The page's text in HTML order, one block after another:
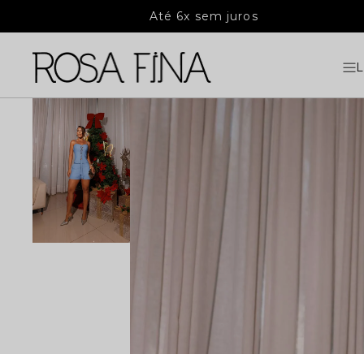
Até 6x sem juros